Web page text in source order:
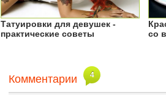
Татуировки для девушек -
практические советы
со
Комментарии 4